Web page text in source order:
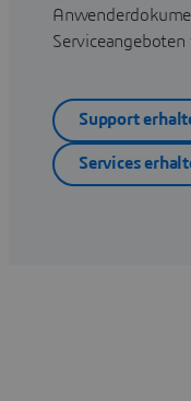
Serviceangeboten
Support
Services